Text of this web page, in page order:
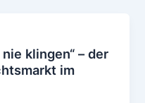
klingen“ – der
im